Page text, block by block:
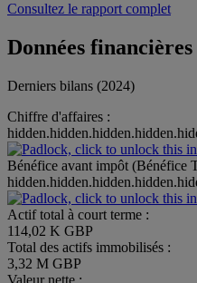
Consultez le rapport complet
Données financières
Derniers bilans (2024)
Chiffre d'affaires :
Bénéfice avant impôt (Bénéfice
Actif total à court terme :
114,02 K GBP
Total des actifs immobilisés :
3,32 M GBP